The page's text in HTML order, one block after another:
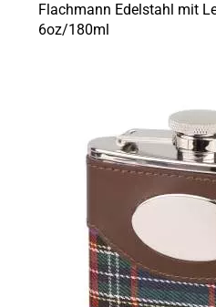
Flachmann Edelstahl mit
6oz/180ml